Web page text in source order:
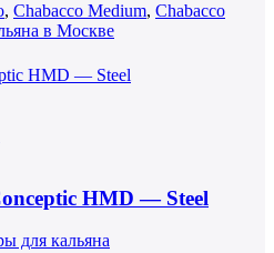
, Chabacco Medium, Chabacco
в Москве
HMD — Steel
для кальяна